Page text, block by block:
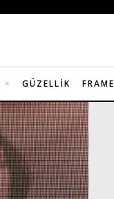
GÜZELLIK FRAME